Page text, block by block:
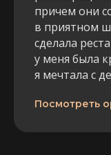
причем они
в приятном
сделала
у меня была
я мечтала с
Посмотреть